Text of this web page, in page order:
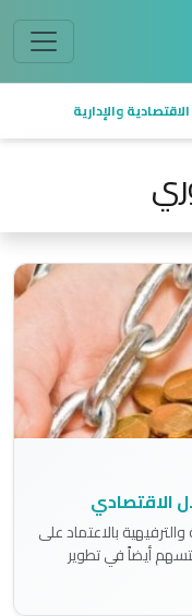
والإدارية
الاقتصادي
بالاعتماد على
أيضاً في تطوير
اقتصادات البلدان